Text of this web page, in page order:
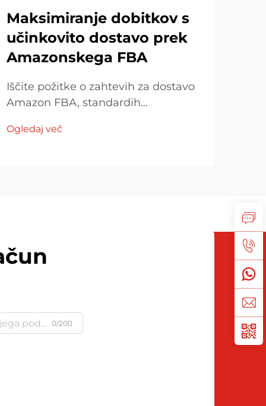
Maksimiranje dobitkov s
učinkovito dostavo prek
Amazonskega FBA
Iščite požitke o zahtevih za dostavo
Amazon FBA, standardih
nadzor stroškov. Najdite, kako se
Ogledaj več
in
0/200